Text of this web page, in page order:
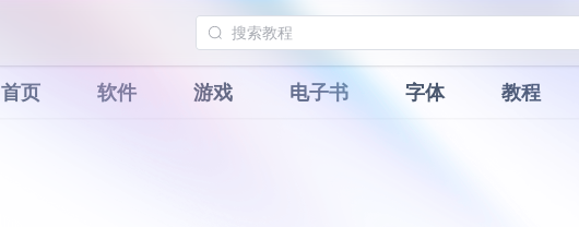
首页 软件 游戏 电子书 字体 教程